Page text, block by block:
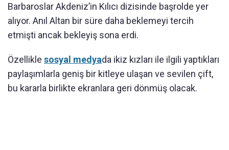
Barbaroslar Akdeniz’in Kılıcı dizisinde başrolde yer
alıyor. Anıl Altan bir süre daha beklemeyi tercih
etmişti ancak bekleyiş sona erdi.
Özellikle sosyal medyada ikiz kızları ile ilgili yaptıkları
paylaşımlarla geniş bir kitleye ulaşan ve sevilen çift,
bu kararla birlikte ekranlara geri dönmüş olacak.